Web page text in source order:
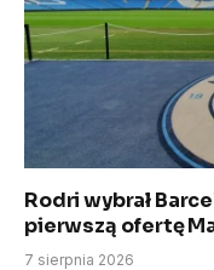
Rodri wybrał
pierwszą ofertę
7 sierpnia 2026